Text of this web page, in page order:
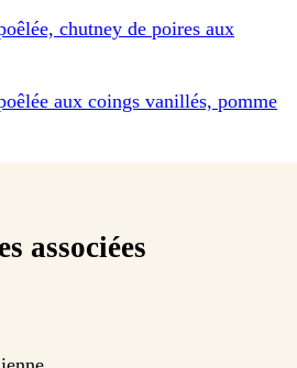
chutney de poires aux
aux coings vanillés, pomme
associées